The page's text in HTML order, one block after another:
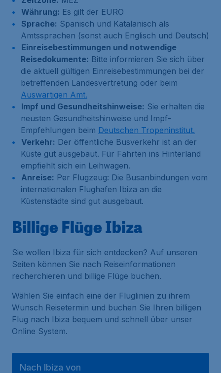
Währung: Es gilt der EURO
Sprache: Spanisch und Katalanisch als
Amtssprachen (sonst auch Englisch und Deutsch)
Einreisebestimmungen und notwendige
Reisedokumente: Bitte informieren Sie sich über
die aktuell gültigen Einreisebestimmungen bei der
betreffenden Landesvertretung oder beim
Auswärtigen Amt.
Impf und Gesundheitshinweise: Sie erhalten die
neusten Gesundheitshinweise und Impf-
Empfehlungen beim Deutschen Tropeninstitut.
Verkehr: Der öffentliche Busverkehr ist an der
Küste gut ausgebaut. Für Fahrten ins Hinterland
empfiehlt sich ein Leihwagen.
Anreise: Per Flugzeug: Die Busanbindungen vom
internationalen Flughafen Ibiza an die
Küstenstädte sind gut ausgebaut.
Billige Flüge Ibiza
Sie wollen Ibiza für sich entdecken? Auf unseren
Seiten können Sie nach Reiseinformationen
recherchieren und billige Flüge buchen.
Wählen Sie einfach eine der Fluglinien zu ihrem
Wunsch Reisetermin und buchen Sie Ihren billigen
Flug nach Ibiza bequem und schnell über unser
Online System.
Nach Ibiza von